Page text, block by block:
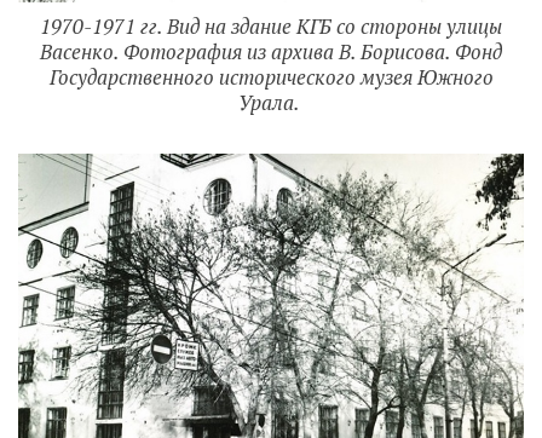
1970-1971 гг. Вид на здание КГБ со стороны улицы
Васенко. Фотография из архива В. Борисова. Фонд
Государственного исторического музея Южного
Урала.